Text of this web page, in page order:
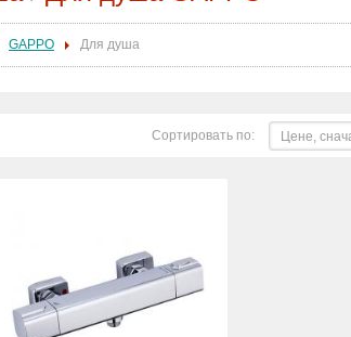
GAPPO Для душа
Сортировать по: Цене,